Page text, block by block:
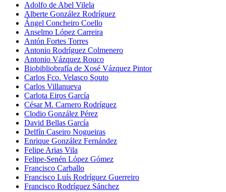
Adolfo de Abel Vilela
Alberte González Rodríguez
Ángel Concheiro Coello
Anselmo López Carreira
Antón Fortes Torres
Antonio Rodríguez Colmenero
Antonio Vázquez Rouco
Biobibliobrafía de Xosé Vázquez Pintor
Carlos Fco. Velasco Souto
Carlos Villanueva
Carlota Eiros García
César M. Carnero Rodríguez
Clodio González Pérez
David Bellas García
Delfín Caseiro Nogueiras
Enrique González Fernández
Felipe Arias Vila
Felipe-Senén López Gómez
Francisco Carballo
Francisco Luís Rodríguez Guerreiro
Francisco Rodríguez Sánchez